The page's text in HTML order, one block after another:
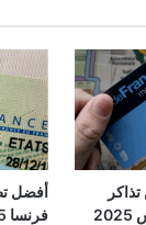
أفضل
فرنسا 2025